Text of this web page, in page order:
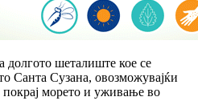
долгото шеталиште кое се
Санта Сузана, овозможувајќи
морето и уживање во